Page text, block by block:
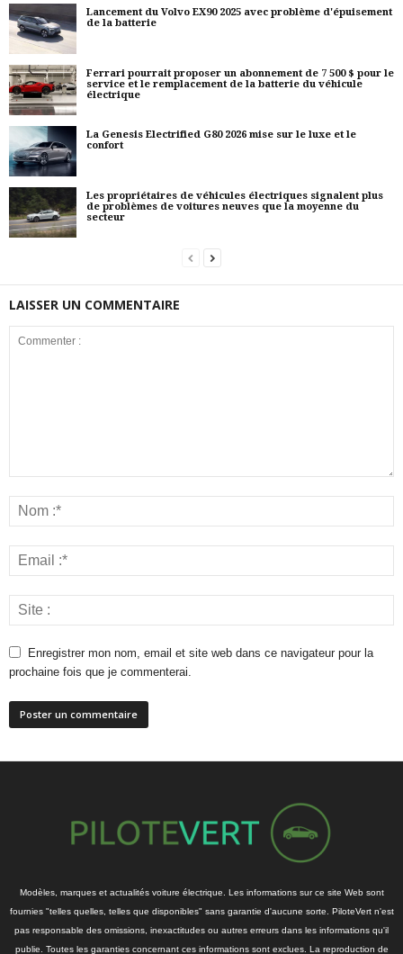
Lancement du Volvo EX90 2025 avec problème d'épuisement
de la batterie
Ferrari pourrait proposer un abonnement de 7 500 $ pour le
service et le remplacement de la batterie du véhicule
électrique
La Genesis Electrified G80 2026 mise sur le luxe et le
confort
Les propriétaires de véhicules électriques signalent plus
de problèmes de voitures neuves que la moyenne du
secteur
LAISSER UN COMMENTAIRE
Enregistrer mon nom, email et site web dans ce navigateur pour la
prochaine fois que je commenterai.
Modèles, marques et actualités voiture électrique. Les informations sur ce site Web sont
fournies "telles quelles, telles que disponibles" sans garantie d'aucune sorte. PiloteVert n'est
pas responsable des omissions, inexactitudes ou autres erreurs dans les informations qu'il
publie. Toutes les garanties concernant ces informations sont exclues. La reproduction de